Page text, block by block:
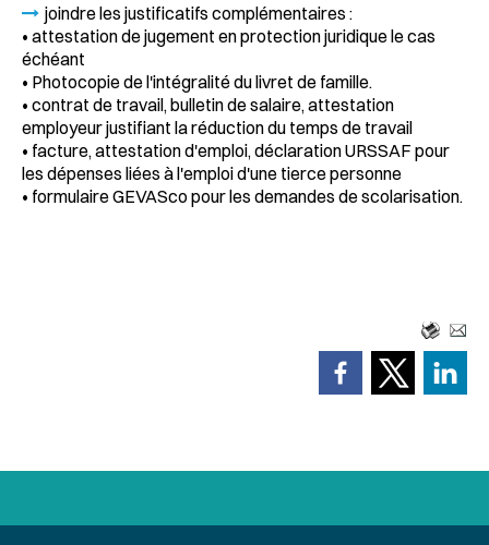
joindre les justificatifs complémentaires :
• attestation de jugement en protection juridique le cas
échéant
• Photocopie de l'intégralité du livret de famille.
• contrat de travail, bulletin de salaire, attestation
employeur justifiant la réduction du temps de travail
• facture, attestation d'emploi, déclaration URSSAF pour
les dépenses liées à l'emploi d'une tierce personne
• formulaire GEVASco pour les demandes de scolarisation.